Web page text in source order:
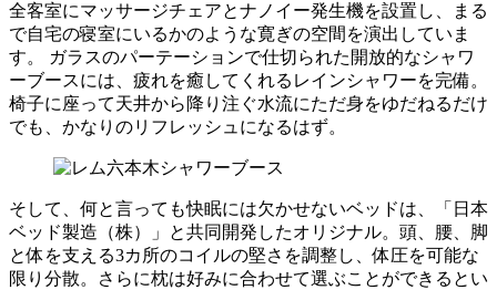
全客室にマッサージチェアとナノイー発生機を設置し、まる
で自宅の寝室にいるかのような寛ぎの空間を演出していま
す。 ガラスのパーテーションで仕切られた開放的なシャワ
ーブースには、疲れを癒してくれるレインシャワーを完備。
椅子に座って天井から降り注ぐ水流にただ身をゆだねるだけ
でも、かなりのリフレッシュになるはず。
そして、何と言っても快眠には欠かせないベッドは、「日本
ベッド製造（株）」と共同開発したオリジナル。頭、腰、脚
と体を支える3カ所のコイルの堅さを調整し、体圧を可能な
限り分散。さらに枕は好みに合わせて選ぶことができるとい